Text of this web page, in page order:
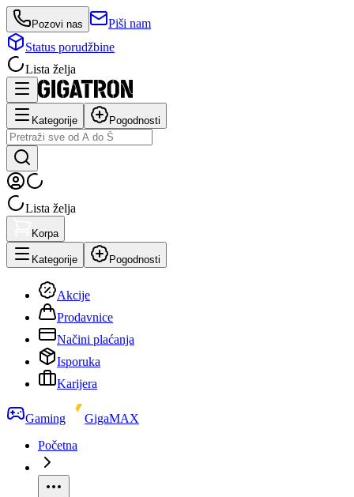
Pozovi nas
Piši nam
Status porudžbine
Lista želja
Kategorije Pogodnosti
Lista želja
Korpa
Kategorije Pogodnosti
Akcije
Prodavnice
Načini plaćanja
Isporuka
Karijera
Gaming
GigaMAX
Početna